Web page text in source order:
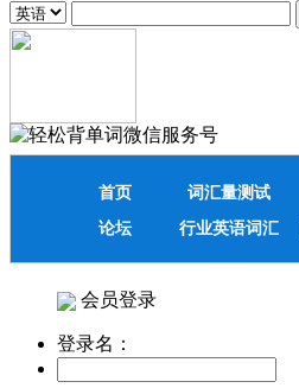
首页 词汇量测试
论坛
行业英语词汇
会员登录
登录名：